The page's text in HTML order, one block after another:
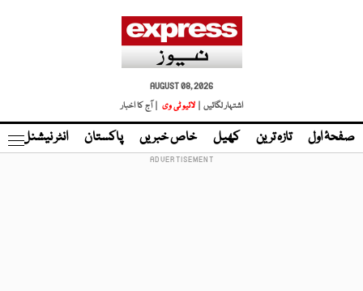
AUGUST 08, 2026
اشتہار لگائیں |
لائیو ٹی وی | آج کا اخبار
صفحۂ اول تازہ ترین کھیل خاص خبریں پاکستان انٹر نیشنل